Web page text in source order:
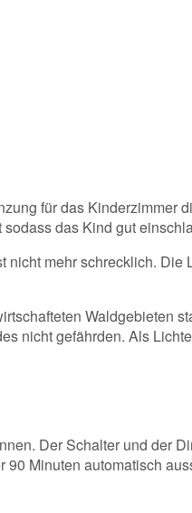
für das Kinderzimmer
das Kind gut
mehr schrecklich.
Waldgebieten
nicht gefährden. Als
Der Schalter und der
Minuten automatisch